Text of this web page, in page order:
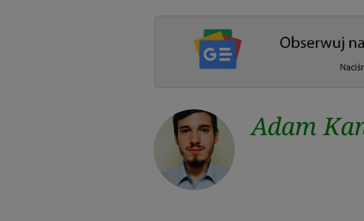
Adam